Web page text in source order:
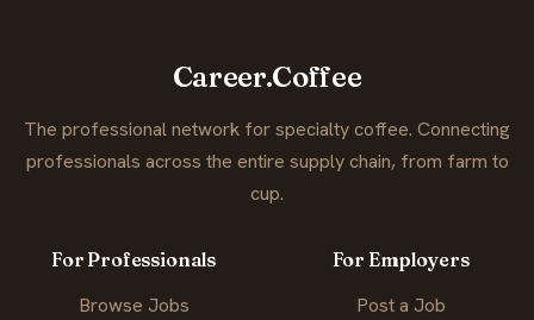
Career.Coffee
The professional network for specialty coffee. Connecting
professionals across the entire supply chain, from farm to
cup.
For Professionals
Browse Jobs
For Employers
Post a Job